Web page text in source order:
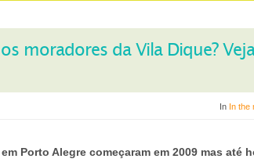
moradores da Vila Dique?
In In the
Porto Alegre começaram em 2009 mas até